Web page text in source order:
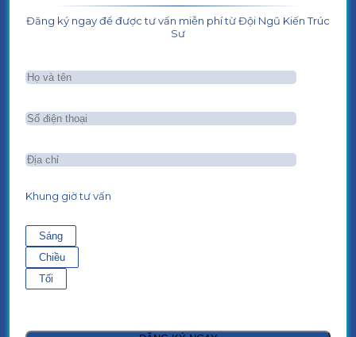
Đăng ký ngay để được tư vấn miễn phí từ Đội Ngũ Kiến Trúc
Sư
Khung giờ tư vấn
Sáng
Chiều
Tối